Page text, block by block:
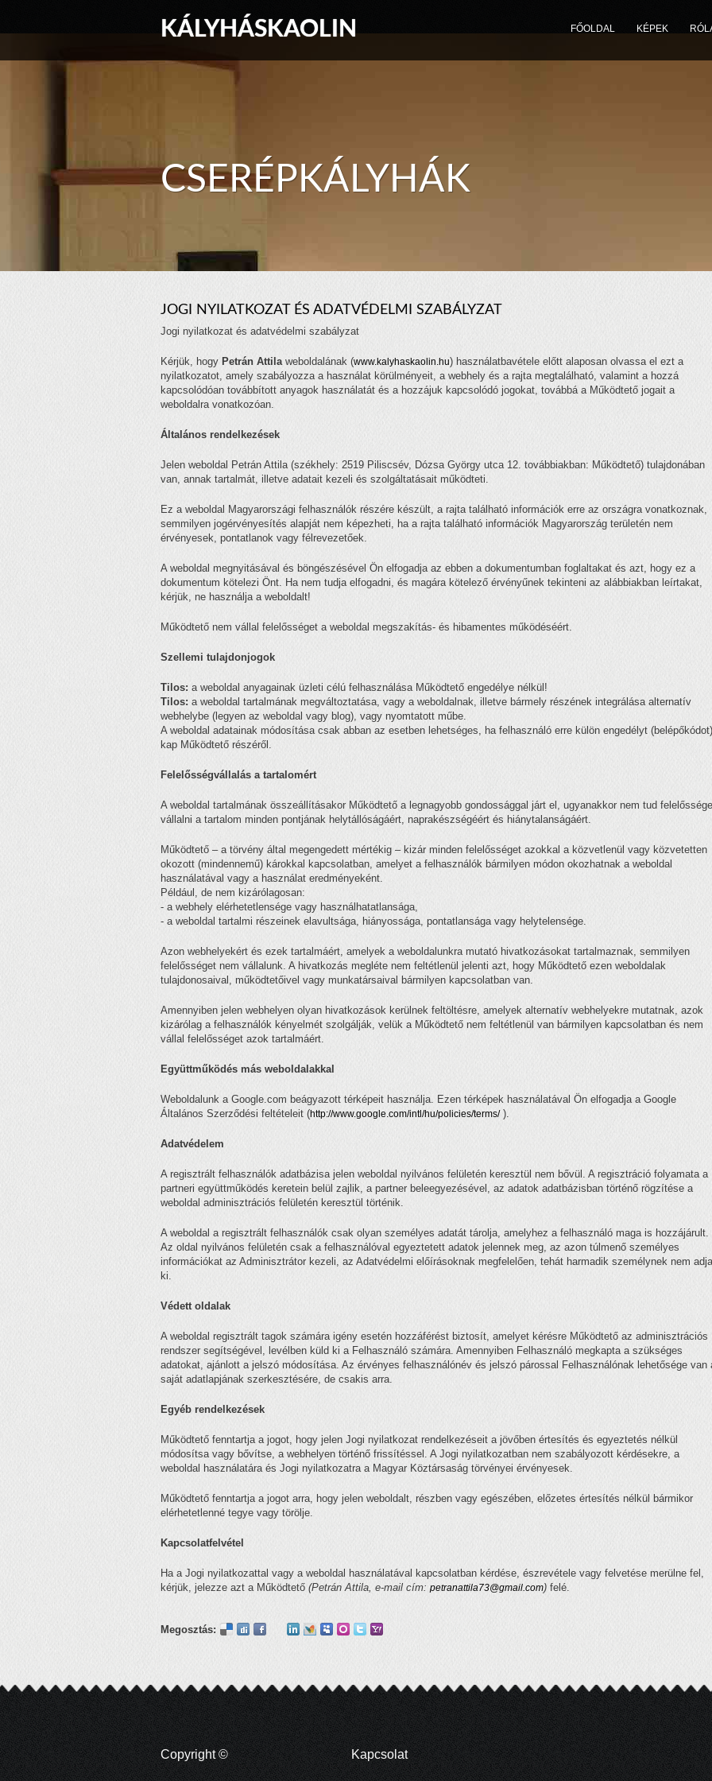
KÁLYHÁSKAOLIN FŐOLDAL KÉPEK
CSERÉPKÁLYHÁK
JOGI NYILATKOZAT ÉS ADATVÉDELMI SZABÁLYZAT
Jogi nyilatkozat és adatvédelmi szabályzat
Kérjük, hogy Petrán Attilaweboldalának (www.kalyhaskaolin.hu) használatbavétele előtt alaposan olvassa el ezt a
nyilatkozatot, amely szabályozza a használat körülményeit, a webhely és a rajta megtalálható, valamint a hozzá
kapcsolódóan továbbított anyagok használatát és a hozzájuk kapcsolódó jogokat, továbbá a Működtető jogait a
weboldalra vonatkozóan.
Általános rendelkezések
Jelen weboldal Petrán Attila (székhely: 2519 Piliscsév, Dózsa György utca 12. továbbiakban: Működtető) tulajdonában
van, annak tartalmát, illetve adatait kezeli és szolgáltatásait működteti.
Ez a weboldal Magyarországi felhasználók részére készült, a rajta található információk erre az országra vonatkoznak,
semmilyen jogérvényesítés alapját nem képezheti, ha a rajta található információk Magyarország területén nem
érvényesek, pontatlanok vagy félrevezetőek.
A weboldal megnyitásával és böngészésével Ön elfogadja az ebben a dokumentumban foglaltakat és azt, hogy ez a
dokumentum kötelezi Önt. Ha nem tudja elfogadni, és magára kötelező érvényűnek tekinteni az alábbiakban leírtakat,
kérjük, ne használja a weboldalt!
Működtető nem vállal felelősséget a weboldal megszakítás- és hibamentes működéséért.
Szellemi tulajdonjogok
Tilos: a weboldal anyagainak üzleti célú felhasználása Működtető engedélye nélkül!
Tilos: a weboldal tartalmának megváltoztatása, vagy a weboldalnak, illetve bármely részének integrálása alternatív
webhelybe (legyen az weboldal vagy blog), vagy nyomtatott műbe.
A weboldal adatainak módosítása csak abban az esetben lehetséges, ha felhasználó erre külön engedélyt (belépőkódot)
kap Működtető részéről.
Felelősségvállalás a tartalomért
A weboldal tartalmának összeállításakor Működtető a legnagyobb gondossággal járt el, ugyanakkor nem tud
vállalni a tartalom minden pontjának helytállóságáért, naprakészségéért és hiánytalanságáért.
Működtető – a törvény által megengedett mértékig – kizár minden felelősséget azokkal a közvetlenül vagy közvetetten
okozott (mindennemű) károkkal kapcsolatban, amelyet a felhasználók bármilyen módon okozhatnak a weboldal
használatával vagy a használat eredményeként.
Például, de nem kizárólagosan:
- a webhely elérhetetlensége vagy használhatatlansága,
- a weboldal tartalmi részeinek elavultsága, hiányossága, pontatlansága vagy helytelensége.
Azon webhelyekért és ezek tartalmáért, amelyek a weboldalunkra mutató hivatkozásokat tartalmaznak, semmilyen
felelősséget nem vállalunk. A hivatkozás megléte nem feltétlenül jelenti azt, hogy Működtető ezen weboldalak
tulajdonosaival, működtetőivel vagy munkatársaival bármilyen kapcsolatban van.
Amennyiben jelen webhelyen olyan hivatkozások kerülnek feltöltésre, amelyek alternatív webhelyekre mutatnak, azok
kizárólag a felhasználók kényelmét szolgálják, velük a Működtető nem feltétlenül van bármilyen kapcsolatban és nem
vállal felelősséget azok tartalmáért.
Együttműködés más weboldalakkal
Weboldalunk a Google.com beágyazott térképeit használja. Ezen térképek használatával Ön elfogadja a Google
Általános Szerződési feltételeit (http://www.google.com/intl/hu/policies/terms/).
Adatvédelem
A regisztrált felhasználók adatbázisa jelen weboldal nyilvános felületén keresztül nem bővül. A regisztráció folyamata a
partneri együttműködés keretein belül zajlik, a partner beleegyezésével, az adatok adatbázisban történő rögzítése a
weboldal adminisztrációs felületén keresztül történik.
A weboldal a regisztrált felhasználók csak olyan személyes adatát tárolja, amelyhez a felhasználó maga is hozzájárult.
Az oldal nyilvános felületén csak a felhasználóval egyeztetett adatok jelennek meg, az azon túlmenő személyes
információkat az Adminisztrátor kezeli, az Adatvédelmi előírásoknak megfelelően, tehát harmadik személynek nem adja
ki.
Védett oldalak
A weboldal regisztrált tagok számára igény esetén hozzáférést biztosít, amelyet kérésre Működtető az adminisztrációs
rendszer segítségével, levélben küld ki a Felhasználó számára. Amennyiben Felhasználó megkapta a szükséges
adatokat, ajánlott a jelszó módosítása. Az érvényes felhasználónév és jelszó párossal Felhasználónak lehetősége van
saját adatlapjának szerkesztésére, de csakis arra.
Egyéb rendelkezések
Működtető fenntartja a jogot, hogy jelen Jogi nyilatkozat rendelkezéseit a jövőben értesítés és egyeztetés nélkül
módosítsa vagy bővítse, a webhelyen történő frissítéssel. A Jogi nyilatkozatban nem szabályozott kérdésekre, a
weboldal használatára és Jogi nyilatkozatra a Magyar Köztársaság törvényei érvényesek.
Működtető fenntartja a jogot arra, hogy jelen weboldalt, részben vagy egészében, előzetes értesítés nélkül bármikor
elérhetetlenné tegye vagy törölje.
Kapcsolatfelvétel
Ha a Jogi nyilatkozattal vagy a weboldal használatával kapcsolatban kérdése, észrevétele vagy felvetése merülne fel,
kérjük, jelezze azt a Működtető (Petrán Attila, e-mail cím: petranattila73@gmail.com)felé.
Megosztás:
Copyright © Kapcsolat